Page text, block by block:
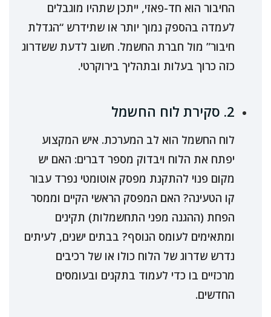
החיבור הוא חד-פאזי, ייתכן שתהיו מוגבלים
לעמדה בהספק נמוך יותר או שתידרש “הגדלת
חיבור” מול חברת החשמל. חשוב לדעת ששדרוג
כזה כרוך בעלות ובתהליך בירוקרטי.
2. סקירת לוח החשמל
לוח החשמל הוא לב המערכת. איש המקצוע
יפתח את הלוח ויבדוק מספר דברים: האם יש
מקום פנוי להתקנת מפסק אוטומטי נפרד עבור
קו הטעינה? האם המפסק הראשי הקיים וממסר
הפחת (ההגנה מפני התחשמלות) תקינים
ומתאימים לעומס הנוסף? בבתים ישנים, לעיתים
נדרש שדרוג של הלוח כולו או של רכיבים
מרכזיים בו כדי לעמוד בתקנים ובעומסים
החדשים.